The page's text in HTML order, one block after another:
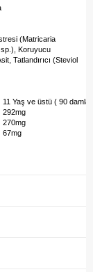
(Matricaria
sp.), Koruyucu
Tatlandırıcı (Steviol
11 Yaş ve üstü ( 90 damla
292mg
270mg
67mg